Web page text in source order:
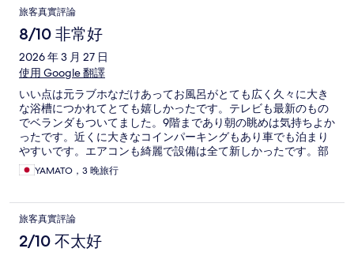
旅客真實評論
8/10 非常好
2026 年 3 月 27 日
使用 Google 翻譯
いい点は元ラブホなだけあってお風呂がとても広く久々に大き
な浴槽につかれてとても嬉しかったです。テレビも最新のもの
でベランダもついてました。9階まであり朝の眺めは気持ちよか
ったです。近くに大きなコインパーキングもあり車でも泊まり
やすいです。エアコンも綺麗で設備は全て新しかったです。部
屋も広いです。 悪い点はトイレの音が聞こえちゃうところとト
イレ扉がくもりガラスでちょっと見えてしまうところです。家
道が風俗街なのでそこを通らなければスーパーや美味しい居酒
屋さんがいっぱいあるのでそこをおさえれば全然問題ないと思
います。
YAMATO，3 晚旅行
旅客真實評論
2/10 不太好